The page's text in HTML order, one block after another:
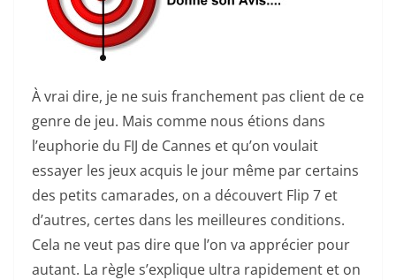
À vrai dire, je ne suis franchement pas client de ce
genre de jeu. Mais comme nous étions dans
l’euphorie du FIJ de Cannes et qu’on voulait
essayer les jeux acquis le jour même par certains
des petits camarades, on a découvert Flip 7 et
d’autres, certes dans les meilleures conditions.
Cela ne veut pas dire que l’on va apprécier pour
autant. La règle s’explique ultra rapidement et on